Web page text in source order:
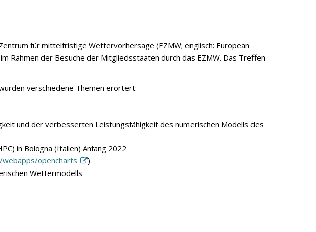
für mittelfristige Wettervorhersage (EZMW; englisch: European
Rahmen der Besuche der Mitgliedsstaaten durch das EZMW. Das Treffen
verschiedene Themen erörtert:
und der verbesserten Leistungsfähigkeit des numerischen Modells des
in Bologna (Italien) Anfang 2022
opencharts
)
Wettermodells